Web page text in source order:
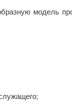
модель